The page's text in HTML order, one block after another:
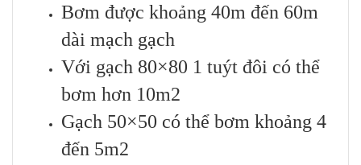
Bơm được khoảng 40m đến 60m
dài mạch gạch
Với gạch 80×80 1 tuýt đôi có thể
bơm hơn 10m2
Gạch 50×50 có thể bơm khoảng 4
đến 5m2